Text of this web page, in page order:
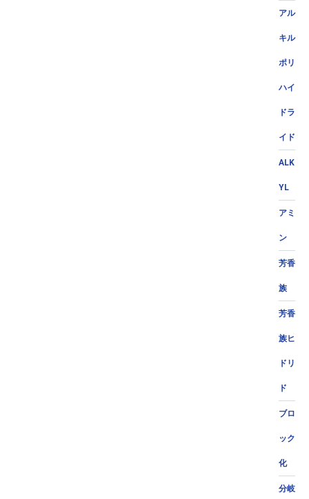
アル
キル
ポリ
ハイ
ドラ
イド
ALK
YL
アミ
ン
芳香
族
芳香
族ヒ
ドリ
ド
ブロ
ック
化
分岐